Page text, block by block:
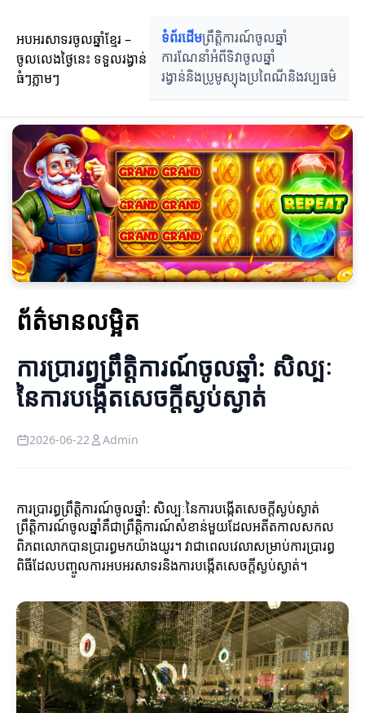
អបអរសាទរចូលឆ្នាំខ្មែរ –
ចូលលេងថ្ងៃនេះ ទទួលរង្វាន់
ធំៗភ្លាមៗ
ទំព័រដើមព្រឹត្តិការណ៍ចូលឆ្នាំ
ការណែនាំអំពីទិវាចូលឆ្នាំ
រង្វាន់និងប្រូមូស្យុងប្រពៃណីនិងវប្បធម៌
ព័ត៌មានលម្អិត
ការប្រារព្ធព្រឹត្តិការណ៍ចូលឆ្នាំ: សិល្បៈ
នៃការបង្កើតសេចក្តីស្ងប់ស្ងាត់
2026-06-22 Admin
ការប្រារព្ធព្រឹត្តិការណ៍ចូលឆ្នាំ: សិល្បៈនៃការបង្កើតសេចក្តីស្ងប់ស្ងាត់
ព្រឹត្តិការណ៍ចូលឆ្នាំគឺជាព្រឹត្តិការណ៍សំខាន់មួយដែលអតីតកាលសកល
ពិភពលោកបានប្រារព្ធមកយ៉ាងយូរ។ វាជាពេលវេលាសម្រាប់ការប្រារព្ធ
ពិធីដែលបញ្ចូលការអបអរសាទរនិងការបង្កើតសេចក្តីស្ងប់ស្ងាត់។